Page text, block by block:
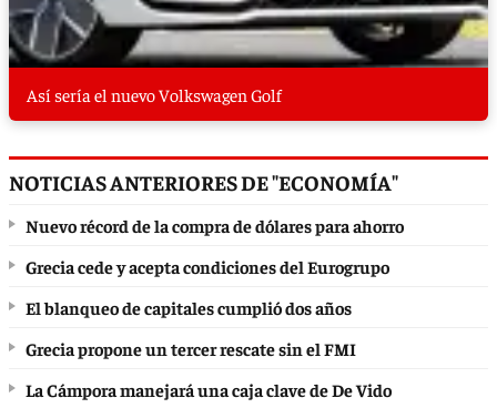
Así sería el nuevo Volkswagen Golf
NOTICIAS ANTERIORES DE "ECONOMÍA"
Nuevo récord de la compra de dólares para ahorro
Grecia cede y acepta condiciones del Eurogrupo
El blanqueo de capitales cumplió dos años
Grecia propone un tercer rescate sin el FMI
La Cámpora manejará una caja clave de De Vido